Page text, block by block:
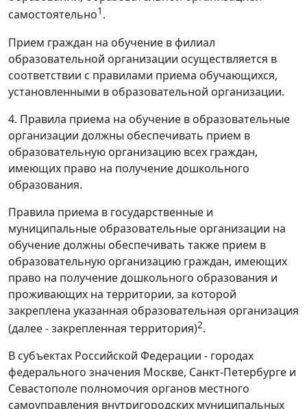
самостоятельно1 .
Прием граждан на обучение в филиал
образовательной организации осуществляется в
соответствии с правилами приема обучающихся,
установленными в образовательной организации.
4. Правила приема на обучение в образовательные
организации должны обеспечивать прием в
образовательную организацию всех граждан,
имеющих право на получение дошкольного
образования.
Правила приема в государственные и
муниципальные образовательные организации на
обучение должны обеспечивать также прием в
образовательную организацию граждан, имеющих
право на получение дошкольного образования и
проживающих на территории, за которой
закреплена указанная образовательная организация
(далее - закрепленная территория)2.
В субъектах Российской Федерации - городах
федерального значения Москве, Санкт-Петербурге и
Севастополе полномочия органов местного
самоуправления внутригородских муниципальных